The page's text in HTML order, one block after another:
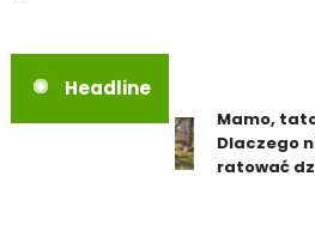
Headline
Mamo,
Dlaczego
ratować